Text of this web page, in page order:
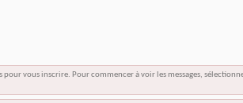
vous inscrire. Pour commencer à voir les messages,